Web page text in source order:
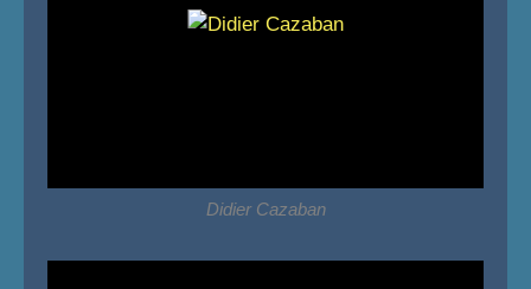
Didier Cazaban